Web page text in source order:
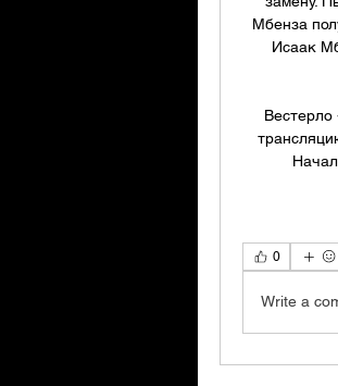
Мбенза
Исаак
0
Write a